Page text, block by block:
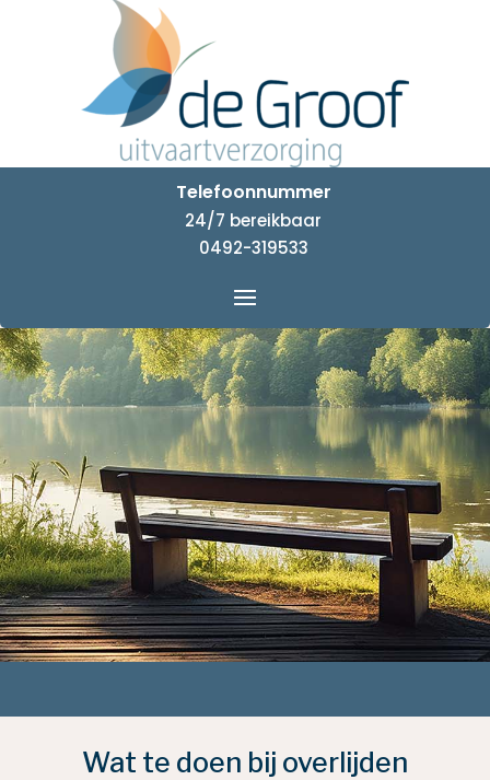
Telefoonnummer
24/7 bereikbaar
0492-319533
Wat te doen bij overlijden